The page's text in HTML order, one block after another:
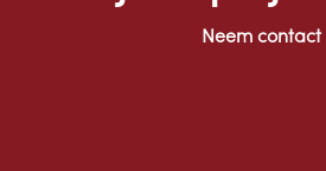
Neem